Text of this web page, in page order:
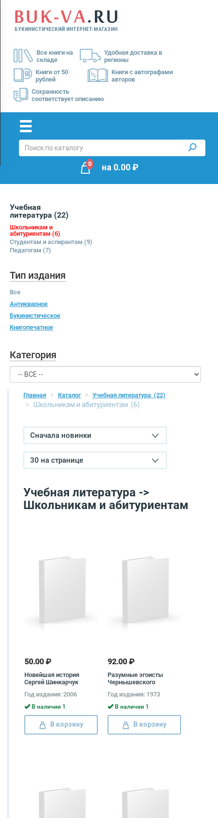
Все книги на
складе
Удобная доставка в
регионы
Книги от 50
рублей
Книги с автографами
авторов
Сохранность
соответствует описанию
Menu
Доставка
Оплата
0 на 0.00₽
Учебная
литература (22)
Школьникам и
абитуриентам (6)
Студентам и аспирантам (9)
Педагогам (7)
Тип издания
Все
Антикварное
Букинистическое
Книгопечатное
Категория
Главная Каталог Учебная литература (22)
Школьникам и абитуриентам (6)
Сначала новинки
30 на странице
Учебная литература ->
Школьникам и абитуриентам
50.00 ₽
Новейшая история
Сергей Шинкарчук
Год издания: 2006
В наличии 1
В корзину
92.00 ₽
Разумные эгоисты
Чернышевского
Год издания: 1973
В наличии 1
В корзину